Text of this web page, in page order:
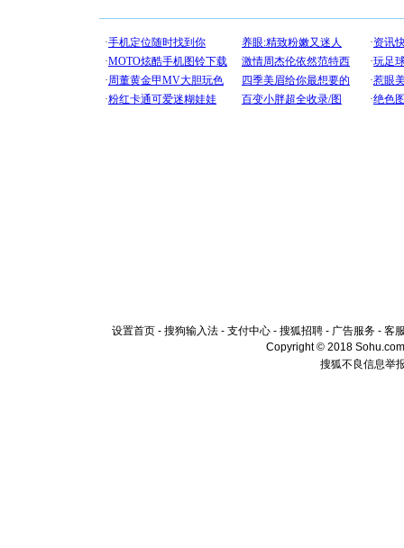
设置首页 - 搜狗输入法 - 支付中心 - 搜狐招聘 - 广告服务 - 客
Copyright © 2018
搜狐不良信息举